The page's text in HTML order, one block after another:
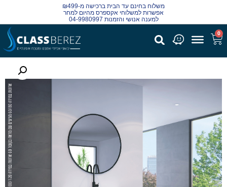
משלוח בחינם עד הבית ברכישה מ-₪499
אפשרות למשלוחי אקספרס מהיום למחר
למענה אנושי והזמנות 04-9980997
0